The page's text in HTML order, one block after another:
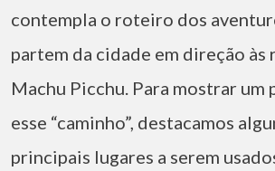
contempla o roteiro dos
partem da cidade em direção às
Machu Picchu. Para mostrar um
esse “caminho”, destacamos
principais lugares a serem